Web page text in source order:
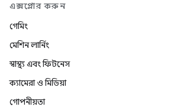
এক্সপ্লোর করুন
গেমিং
মেশিন লার্নিং
স্বাস্থ্য এবং ফিটনেস
ক্যামেরা ও মিডিয়া
গোপনীয়তা